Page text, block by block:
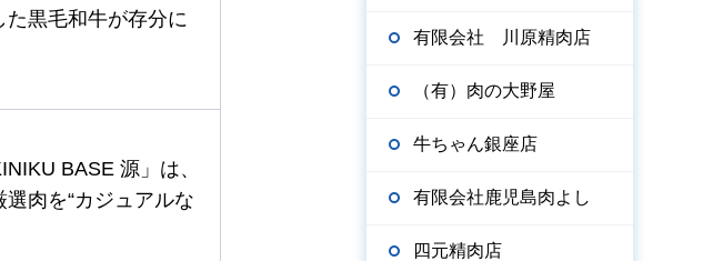
黒毛和牛が存分に
BASE 源」は、
肉を“カジュアルな
有限会社 川原精肉店
（有）肉の大野屋
牛ちゃん銀座店
有限会社鹿児島肉よし
四元精肉店